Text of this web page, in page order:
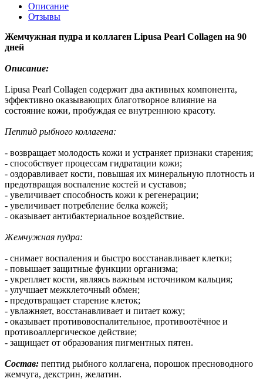
Описание
Отзывы
Жемчужная пудра и коллаген Lipusa Pearl Collagen на 90
дней
Описание:
Lipusa Pearl Collagen содержит два активных компонента,
эффективно оказывающих благотворное влияние на
состояние кожи, пробуждая ее внутреннюю красоту.
Пептид рыбного коллагена:
- возвращает молодость кожи и устраняет признаки старения;
- способствует процессам гидратации кожи;
- оздоравливает кости, повышая их минеральную плотность и
предотвращая воспаление костей и суставов;
- увеличивает способность кожи к регенерации;
- увеличивает потребление белка кожей;
- оказывает антибактериальное воздействие.
Жемчужная пудра:
- снимает воспаления и быстро восстанавливает клетки;
- повышает защитные функции организма;
- укрепляет кости, являясь важным источником кальция;
- улучшает межклеточный обмен;
- предотвращает старение клеток;
- увлажняет, восстанавливает и питает кожу;
- оказывает противовоспалительное, противоотёчное и
противоаллергическое действие;
- защищает от образования пигментных пятен.
Состав: пептид рыбного коллагена, порошок пресноводного
жемчуга, декстрин, желатин.